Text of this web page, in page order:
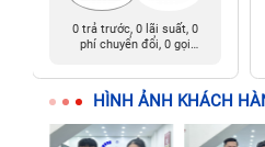
0 trả trước, 0 lãi suất, 0
phí chuyển đổi, 0 gọi
HÌNH ẢNH KHÁCH